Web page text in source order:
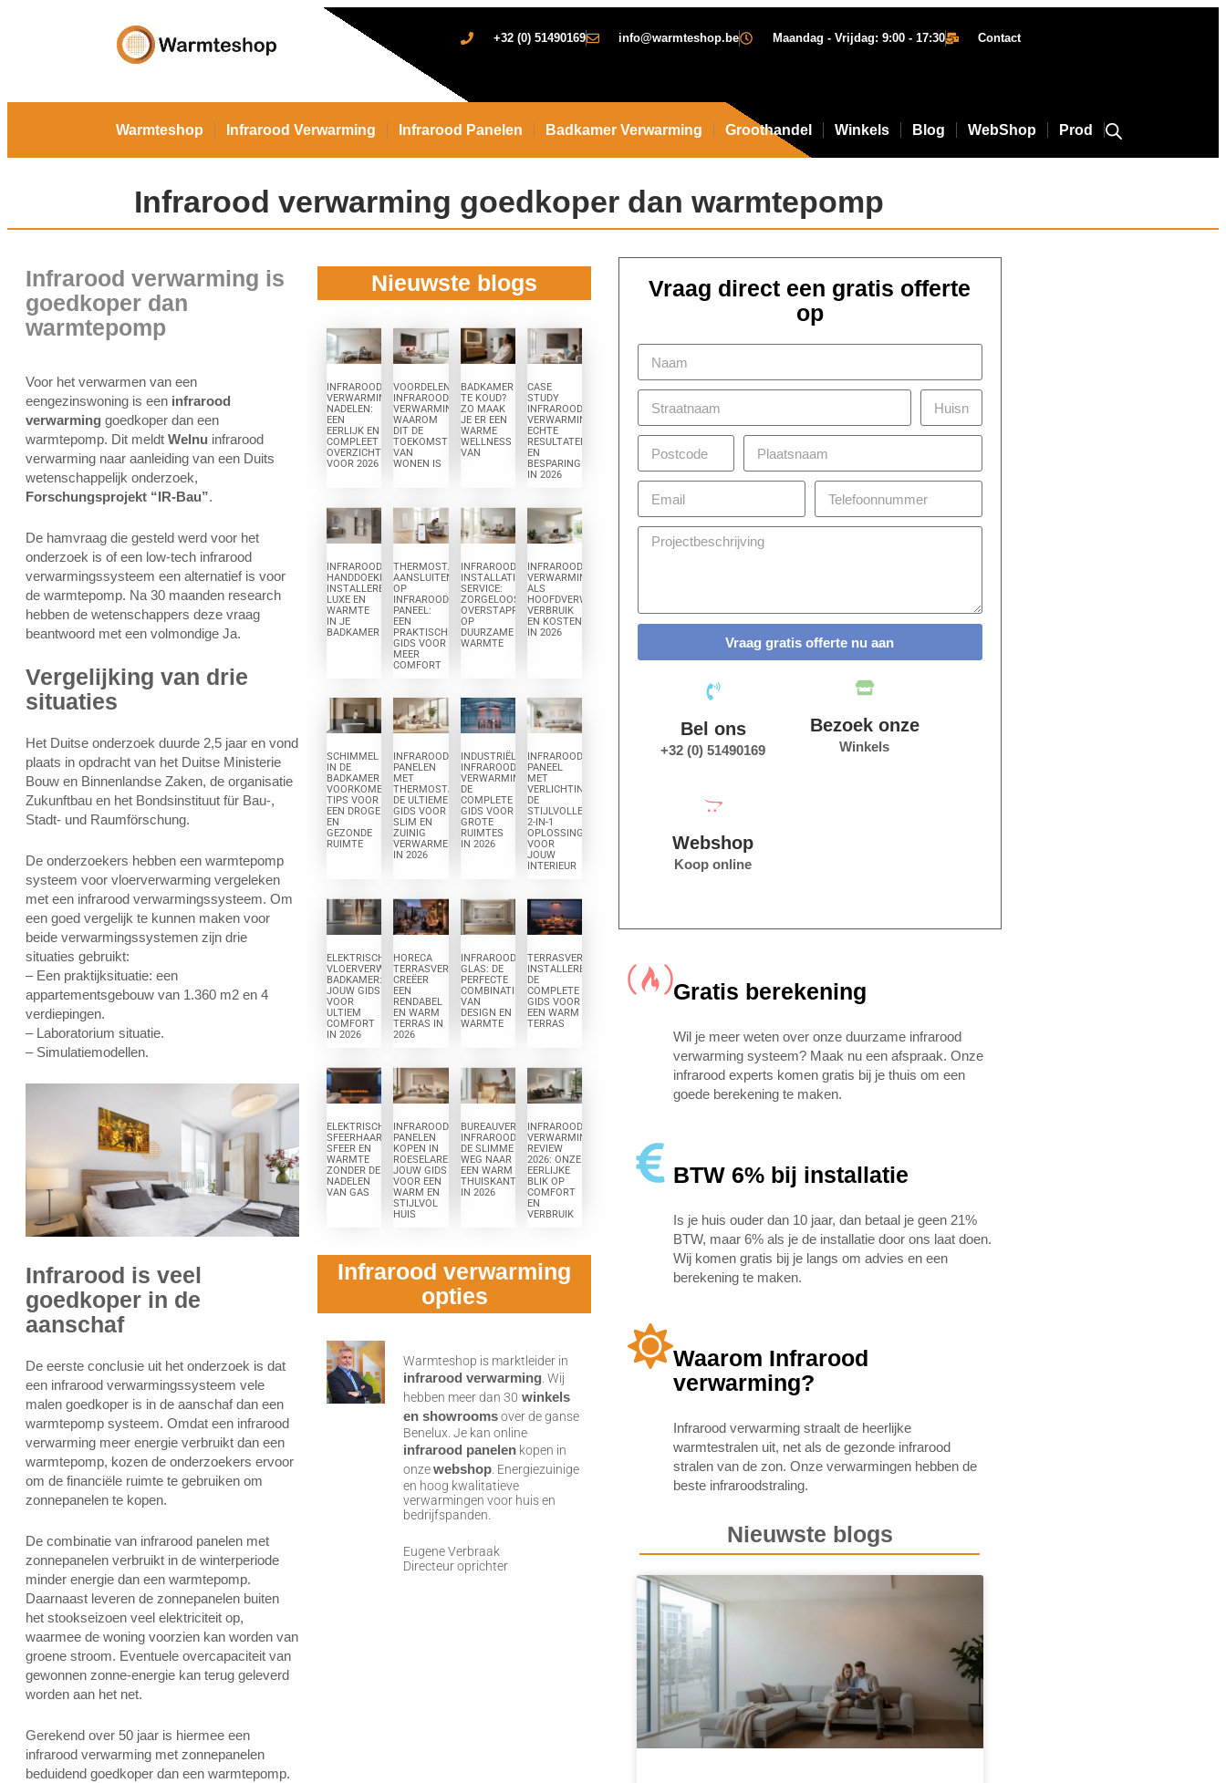
+32 (0) 51490169 info@warmteshop.be Maandag - Vrijdag: 9:00 - 17:30 Contact
Warmteshop Infrarood Verwarming Infrarood Panelen Badkamer Verwarming Groothandel Winkels Blog WebShop Prod
Infrarood verwarming goedkoper dan warmtepomp
Infrarood verwarming is
goedkoper dan
warmtepomp
Voor het verwarmen van een
eengezinswoning is een infrarood
verwarming goedkoper dan een
warmtepomp. Dit meldt Welnu infrarood
verwarming naar aanleiding van een Duits
wetenschappelijk onderzoek,
Forschungsprojekt “IR-Bau”.
De hamvraag die gesteld werd voor het
onderzoek is of een low-tech infrarood
verwarmingssysteem een alternatief is voor
de warmtepomp. Na 30 maanden research
hebben de wetenschappers deze vraag
beantwoord met een volmondige Ja.
Vergelijking van drie
situaties
Het Duitse onderzoek duurde 2,5 jaar en vond
plaats in opdracht van het Duitse Ministerie
Bouw en Binnenlandse Zaken, de organisatie
Zukunftbau en het Bondsinstituut für Bau-,
Stadt- und Raumförschung.
De onderzoekers hebben een warmtepomp
systeem voor vloerverwarming vergeleken
met een infrarood verwarmingssysteem. Om
een goed vergelijk te kunnen maken voor
beide verwarmingssystemen zijn drie
situaties gebruikt:
– Een praktijksituatie: een
appartementsgebouw van 1.360 m2 en 4
verdiepingen.
– Laboratorium situatie.
– Simulatiemodellen.
Infrarood is veel
goedkoper in de
aanschaf
De eerste conclusie uit het onderzoek is dat
een infrarood verwarmingssysteem vele
malen goedkoper is in de aanschaf dan een
warmtepomp systeem. Omdat een infrarood
verwarming meer energie verbruikt dan een
warmtepomp, kozen de onderzoekers ervoor
om de financiële ruimte te gebruiken om
zonnepanelen te kopen.
De combinatie van infrarood panelen met
zonnepanelen verbruikt in de winterperiode
minder energie dan een warmtepomp.
Daarnaast leveren de zonnepanelen buiten
het stookseizoen veel elektriciteit op,
waarmee de woning voorzien kan worden van
groene stroom. Eventuele overcapaciteit van
gewonnen zonne-energie kan terug geleverd
worden aan het net.
Gerekend over 50 jaar is hiermee een
infrarood verwarming met zonnepanelen
beduidend goedkoper dan een warmtepomp.
Nieuwste blogs
INFRAROOD
VERWARMING
NADELEN:
EEN
EERLIJK EN
COMPLEET
OVERZICHT
VOOR 2026
VOORDELEN
INFRAROOD
VERWARMING:
WAAROM
DIT DE
TOEKOMST
VAN
WONEN IS
BADKAMER
TE KOUD?
ZO MAAK
JE ER EEN
WARME
WELLNESS
VAN
CASE
STUDY
INFRAROOD
VERWARMING:
ECHTE
RESULTATEN
EN
BESPARINGEN
IN 2026
INFRAROOD
HANDDOEKDROGER
INSTALLEREN:
LUXE EN
WARMTE
IN JE
BADKAMER
THERMOSTAAT
AANSLUITEN
OP
INFRAROOD
PANEEL:
EEN
PRAKTISCHE
GIDS VOOR
MEER
COMFORT
INFRAROOD
INSTALLATIE
SERVICE:
ZORGELOOS
OVERSTAPPEN
OP
DUURZAME
WARMTE
INFRAROOD
VERWARMING
ALS
HOOFDVERWARMING:
VERBRUIK
EN KOSTEN
IN 2026
SCHIMMEL
IN DE
BADKAMER
VOORKOMEN:
TIPS VOOR
EEN DROGE
EN
GEZONDE
RUIMTE
INFRAROOD
PANELEN
MET
THERMOSTAAT:
DE ULTIEME
GIDS VOOR
SLIM EN
ZUINIG
VERWARMEN
IN 2026
INDUSTRIËLE
INFRAROOD
VERWARMING:
DE
COMPLETE
GIDS VOOR
GROTE
RUIMTES
IN 2026
INFRAROOD
PANEEL
MET
VERLICHTING:
DE
STIJLVOLLE
2-IN-1
OPLOSSING
VOOR
JOUW
INTERIEUR
ELEKTRISCHE
VLOERVERWARMING
BADKAMER:
JOUW GIDS
VOOR
ULTIEM
COMFORT
IN 2026
HORECA
TERRASVERWARMING:
CREËER
EEN
RENDABEL
EN WARM
TERRAS IN
2026
INFRAROODPANEEL
GLAS: DE
PERFECTE
COMBINATIE
VAN
DESIGN EN
WARMTE
TERRASVERWARMER
INSTALLEREN:
DE
COMPLETE
GIDS VOOR
EEN WARM
TERRAS
ELEKTRISCHE
SFEERHAARD:
SFEER EN
WARMTE
ZONDER DE
NADELEN
VAN GAS
INFRAROOD
PANELEN
KOPEN IN
ROESELARE:
JOUW GIDS
VOOR EEN
WARM EN
STIJLVOL
HUIS
BUREAUVERWARMING
INFRAROOD:
DE SLIMME
WEG NAAR
EEN WARM
THUISKANTOOR
IN 2026
INFRAROOD
VERWARMING
REVIEW
2026: ONZE
EERLIJKE
BLIK OP
COMFORT
EN
VERBRUIK
Infrarood verwarming
opties
Warmteshop is marktleider in
infrarood verwarming . Wij
hebben meer dan 30 winkels
en showroomsover de ganse
Benelux. Je kan online
infrarood panelen kopen in
onzewebshop . Energiezuinige
en hoog kwalitatieve
verwarmingen voor huis en
bedrijfspanden.
Eugene Verbraak
Directeur oprichter
Vraag direct een gratis offerte
op
Vraag gratis offerte nu aan
Bel ons
+32 (0) 51490169
Bezoek onze
Winkels
Webshop
Koop online
Gratis berekening
Wil je meer weten over onze duurzame infrarood
verwarming systeem? Maak nu een afspraak. Onze
infrarood experts komen gratis bij je thuis om een
goede berekening te maken.
BTW 6% bij installatie
Is je huis ouder dan 10 jaar, dan betaal je geen 21%
BTW, maar 6% als je de installatie door ons laat doen.
Wij komen gratis bij je langs om advies en een
berekening te maken.
Waarom Infrarood
verwarming?
Infrarood verwarming straalt de heerlijke
warmtestralen uit, net als de gezonde infrarood
stralen van de zon. Onze verwarmingen hebben de
beste infraroodstraling.
Nieuwste blogs